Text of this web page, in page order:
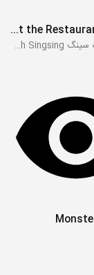
[Order] May I take your order - I'd like a pizza. (At the Restaurant)
انگلیش سینگ سینگ English Singsing